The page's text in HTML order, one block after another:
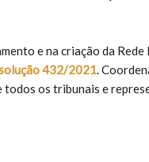
e na criação da
432/2021.
todos os tribunais e